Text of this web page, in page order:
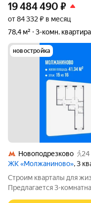
19 484 490 ₽
от 84 332 ₽ в месяц
78,4 м²
3-комн. квартира
новостройка
Новоподрезково
ЖК «Молжаниново», 3
Строим кварталы для
Предлагается 3-